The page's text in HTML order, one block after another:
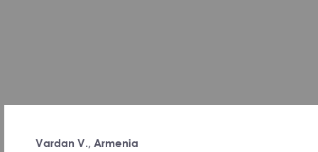
Vardan V., Armenia